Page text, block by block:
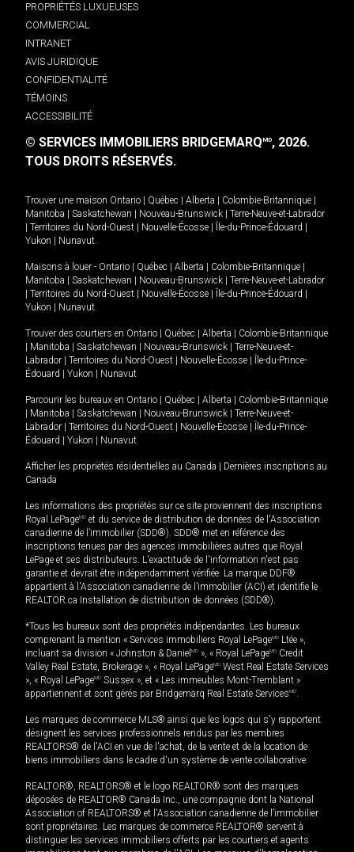
PROPRIÉTÉS LUXUEUSES
COMMERCIAL
INTRANET
AVIS JURIDIQUE
CONFIDENTIALITÉ
TÉMOINS
ACCESSIBILITÉ
© SERVICES IMMOBILIERS BRIDGEMARQMD, 2026.
TOUS DROITS RÉSERVÉS.
Trouver une maison Ontario Québec Alberta Colombie-Britannique
Manitoba
Saskatchewan Nouveau-Brunswick
Terre-Neuve-et-Labrador
Territoires du Nord-Ouest Nouvelle-Écosse Île-du-Prince-Édouard
Yukon
Nunavut.
Maisons à louer - Ontario Québec Alberta Colombie-Britannique
Manitoba
Saskatchewan Nouveau-Brunswick
Terre-Neuve-et-Labrador
Territoires du Nord-Ouest Nouvelle-Écosse Île-du-Prince-Édouard
Yukon
Nunavut.
Trouver des courtiers en Ontario Québec Alberta
Colombie-Britannique
Manitoba Saskatchewan Nouveau-Brunswick
Terre-Neuve-et-
Labrador
Territoires du Nord-Ouest Nouvelle-Écosse
Île-du-Prince-
Édouard
Yukon Nunavut
Parcourir les bureaux en Ontario Québec Alberta
Colombie-Britannique
Manitoba Saskatchewan Nouveau-Brunswick
Terre-Neuve-et-
Labrador
Territoires du Nord-Ouest Nouvelle-Écosse
Île-du-Prince-
Édouard
Yukon Nunavut
Afficher les propriétés résidentielles au Canada
Dernières inscriptions au
Canada
Les informations des propriétés sur ce site proviennent des inscriptions
Royal LePageMD et du service de distribution de données de l'Association
canadienne de l’immobilier (SDD®). SDD® met en référence des
inscriptions tenues par des agences immobilières autres que Royal
LePage et ses distributeurs. L'exactitude de l'information n'est pas
garantie et devrait être indépendamment vérifiée. La marque DDF®
appartient à l'Association canadienne de l’immobilier (ACI) et identifie le
REALTOR.ca Installation de distribution de données (SDD®).
*Tous les bureaux sont des propriétés indépendantes. Les bureaux
comprenant la mention « Services immobiliers Royal LePageMD Ltée »,
incluant sa division « Johnston & Daniel MD », « Royal LePageMD Credit
Valley Real Estate, Brokerage », « Royal LePageMD West Real Estate Services
», « Royal LePageMD Sussex », et « Les immeubles Mont-Tremblant »
appartiennent et sont gérés par Bridgemarq Real Estate ServicesMD.
Les marques de commerce MLS® ainsi que les logos qui s'y rapportent
désignent les services professionnels rendus par les membres
REALTORS® de l'ACI en vue de l'achat, de la vente et de la location de
biens immobiliers dans le cadre d'un système de vente collaborative.
REALTOR®, REALTORS® et le logo REALTOR® sont des marques
déposées de REALTOR® Canada Inc., une compagnie dont la National
Association of REALTORS® et l'Association canadienne de l’immobilier
sont propriétaires. Les marques de commerce REALTOR® servent à
distinguer les services immobiliers offerts par les courtiers et agents